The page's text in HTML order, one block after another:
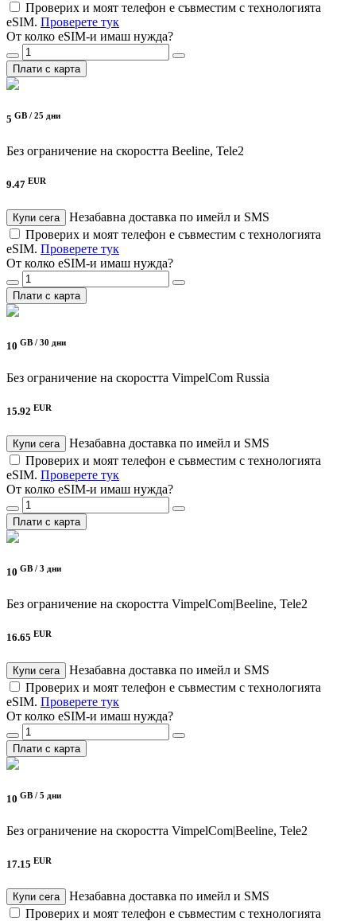
Проверих и моят телефон е съвместим с технологията
eSIM. Проверете тук
От колко eSIM-и имаш нужда?
Плати с карта
5 GB / 25 дни
Без ограничение на скоростта Beeline, Tele2
9.47 EUR
Купи сега
Незабавна доставка по имейл и SMS
Проверих и моят телефон е съвместим с технологията
eSIM. Проверете тук
От колко eSIM-и имаш нужда?
Плати с карта
10 GB / 30 дни
Без ограничение на скоростта VimpelCom Russia
15.92 EUR
Купи сега
Незабавна доставка по имейл и SMS
Проверих и моят телефон е съвместим с технологията
eSIM. Проверете тук
От колко eSIM-и имаш нужда?
Плати с карта
10 GB / 3 дни
Без ограничение на скоростта VimpelCom|Beeline, Tele2
16.65 EUR
Купи сега
Незабавна доставка по имейл и SMS
Проверих и моят телефон е съвместим с технологията
eSIM. Проверете тук
От колко eSIM-и имаш нужда?
Плати с карта
10 GB / 5 дни
Без ограничение на скоростта VimpelCom|Beeline, Tele2
17.15 EUR
Купи сега
Незабавна доставка по имейл и SMS
Проверих и моят телефон е съвместим с технологията